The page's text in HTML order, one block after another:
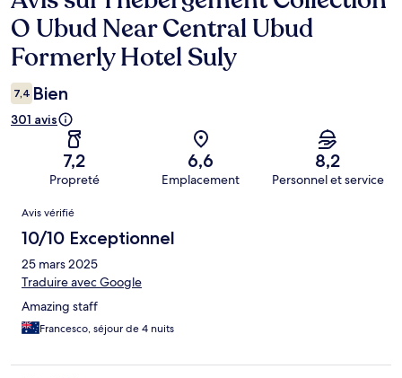
O Ubud Near Central Ubud
Formerly Hotel Suly
7,4 Bien
301 avis
7,2
Propreté
6,6
Emplacement
8,2
Personnel et service
Avis
Avis vérifié
10/10 Exceptionnel
25 mars 2025
Traduire avec Google
Amazing staff
Francesco, séjour de 4 nuits